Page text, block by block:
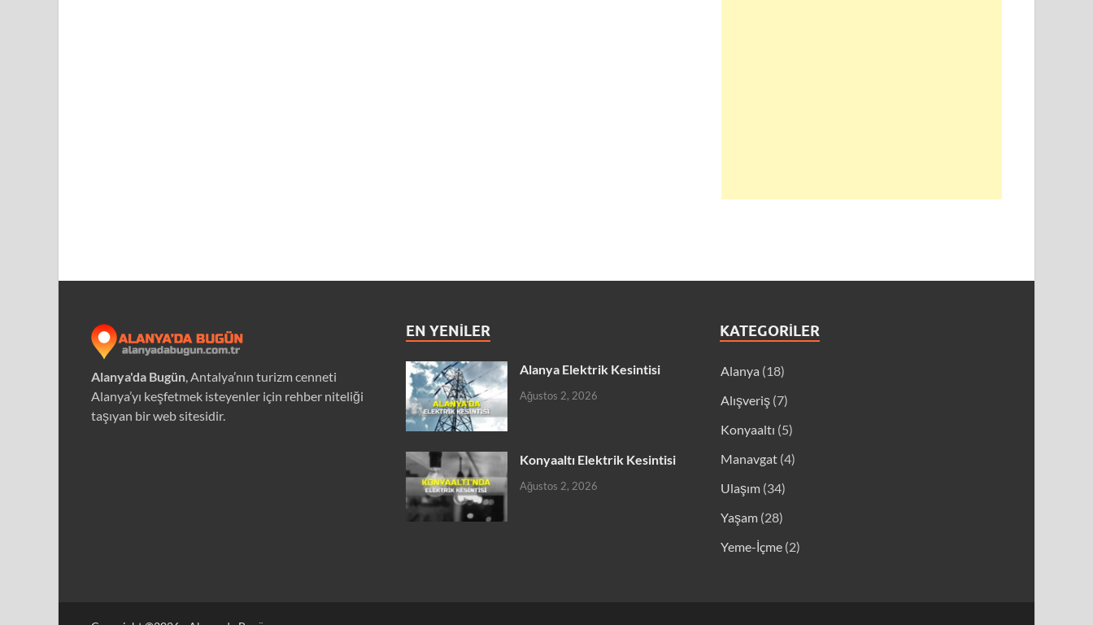
Alanya'da Bugün, Antalya’nın turizm cenneti
Alanya’yı keşfetmek isteyenler için rehber niteliği
taşıyan bir web sitesidir.
EN YENILER
Alanya Elektrik Kesintisi
Ağustos 2, 2026
Konyaaltı Elektrik Kesintisi
Ağustos 2, 2026
KATEGORILER
Alanya (18)
Alışveriş (7)
Konyaaltı (5)
Manavgat (4)
Ulaşım (34)
Yaşam (28)
Yeme-İçme (2)